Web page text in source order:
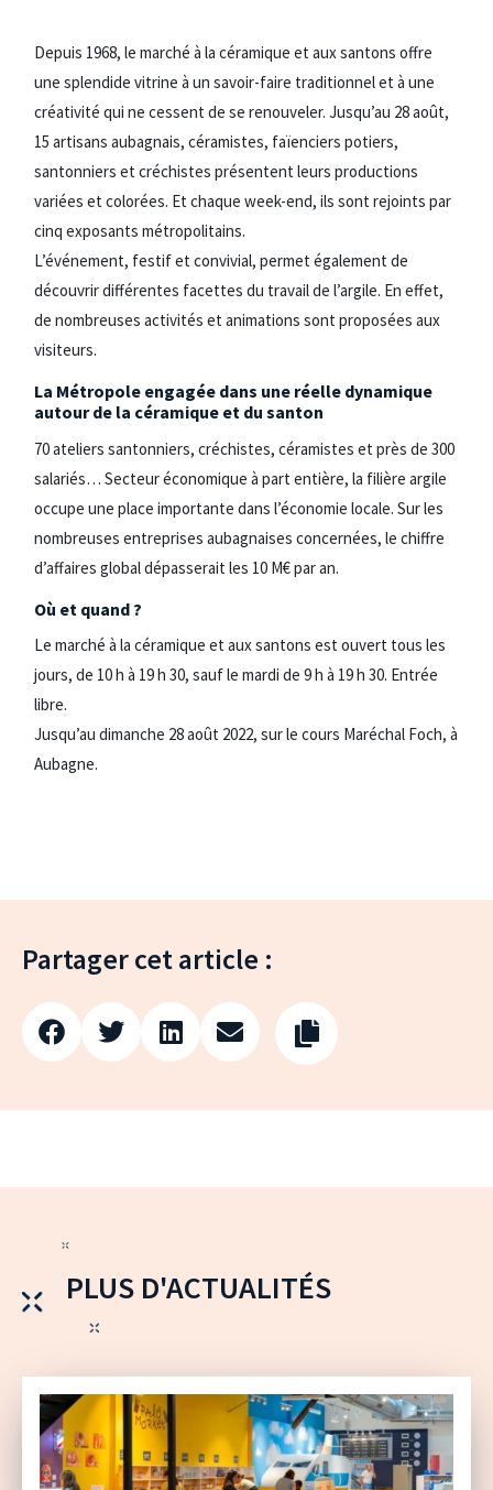
Depuis 1968, le marché à la céramique et aux santons offre
une splendide vitrine à un savoir-faire traditionnel et à une
créativité qui ne cessent de se renouveler. Jusqu’au 28 août,
15 artisans aubagnais, céramistes, faïenciers potiers,
santonniers et créchistes présentent leurs productions
variées et colorées. Et chaque week-end, ils sont rejoints par
cinq exposants métropolitains.
L’événement, festif et convivial, permet également de
découvrir différentes facettes du travail de l’argile. En effet,
de nombreuses activités et animations sont proposées aux
visiteurs.
La Métropole engagée dans une réelle dynamique
autour de la céramique et du santon
70 ateliers santonniers, créchistes, céramistes et près de 300
salariés… Secteur économique à part entière, la filière argile
occupe une place importante dans l’économie locale. Sur les
nombreuses entreprises aubagnaises concernées, le chiffre
d’affaires global dépasserait les 10 M€ par an.
Où et quand ?
Le marché à la céramique et aux santons est ouvert tous les
jours, de 10 h à 19 h 30, sauf le mardi de 9 h à 19 h 30. Entrée
libre.
Jusqu’au dimanche 28 août 2022, sur le cours Maréchal Foch, à
Aubagne.
Partager cet article :
PLUS D'ACTUALITÉS